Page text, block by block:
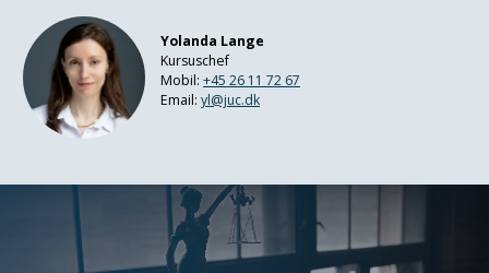
Yolanda Lange
Kursuschef
Mobil: +45 26 11 72 67
Email: yl@juc.dk